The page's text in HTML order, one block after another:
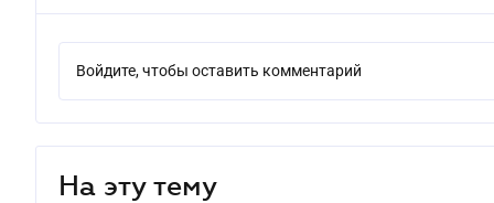
Войдите, чтобы оставить комментарий
На эту тему